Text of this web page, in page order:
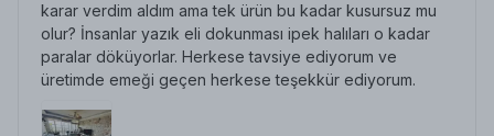
karar verdim aldım ama tek ürün bu kadar kusursuz mu
olur? İnsanlar yazık eli dokunması ipek halıları o kadar
paralar döküyorlar. Herkese tavsiye ediyorum ve
üretimde emeği geçen herkese teşekkür ediyorum.